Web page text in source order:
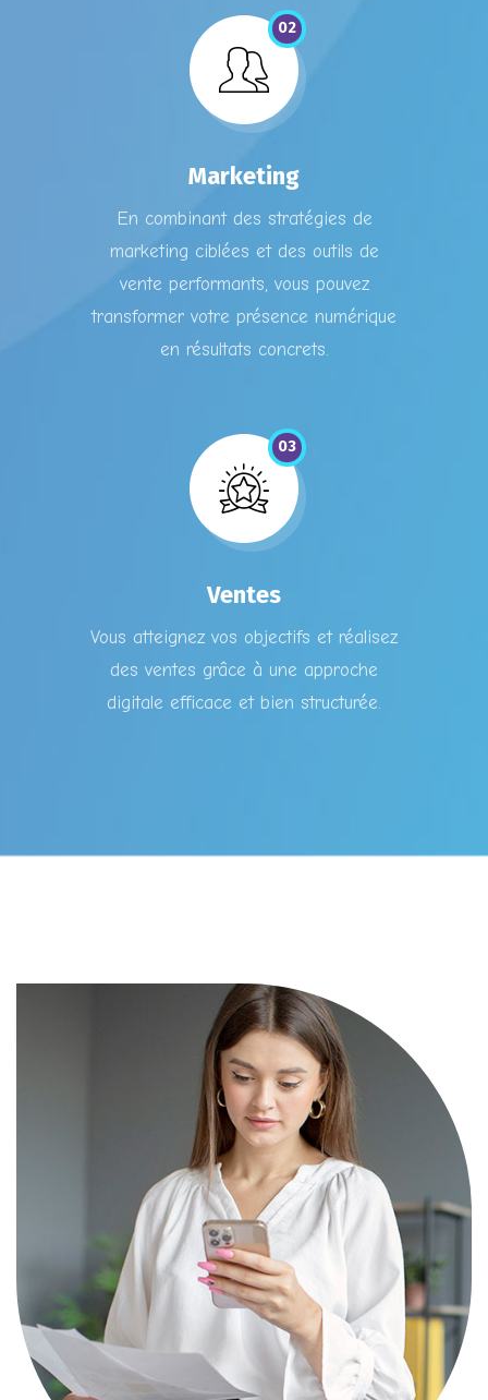
02
Marketing
En combinant des stratégies de
marketing ciblées et des outils de
vente performants, vous pouvez
transformer votre présence numérique
en résultats concrets.
03
Ventes
Vous atteignez vos objectifs et réalisez
des ventes grâce à une approche
digitale efficace et bien structurée.